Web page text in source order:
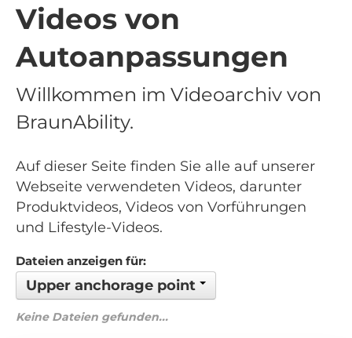
Finde einen Händler
Videos von
Autoanpassungen
Willkommen im Videoarchiv von
BraunAbility.
Auf dieser Seite finden Sie alle auf unserer
Webseite verwendeten Videos, darunter
Produktvideos, Videos von Vorführungen
und Lifestyle-Videos.
Dateien anzeigen für:
Upper anchorage point
Keine Dateien gefunden...